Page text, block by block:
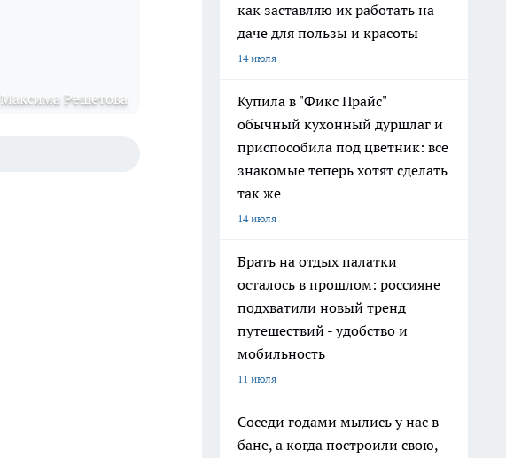
Максима Решетова
как заставляю их работать на
даче для пользы и красоты
14 июля
Купила в "Фикс Прайс"
обычный кухонный дуршлаг и
приспособила под цветник: все
знакомые теперь хотят сделать
так же
14 июля
Брать на отдых палатки
осталось в прошлом: россияне
подхватили новый тренд
путешествий - удобство и
мобильность
11 июля
Соседи годами мылись у нас в
бане, а когда построили свою,